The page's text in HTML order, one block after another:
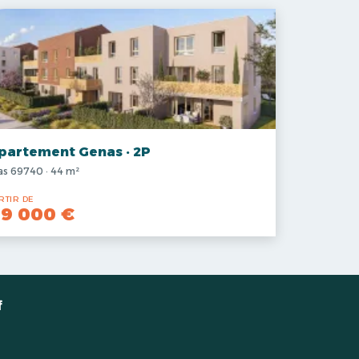
Genas · 2P
69740 · 44 m²
DE
000 €